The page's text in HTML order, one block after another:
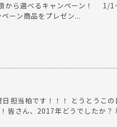
から選べるキャンペーン！ 1/1
ーン商品をプレゼン...
日担当柏です！！！ とうとうこ
皆さん、2017年どうでしたか